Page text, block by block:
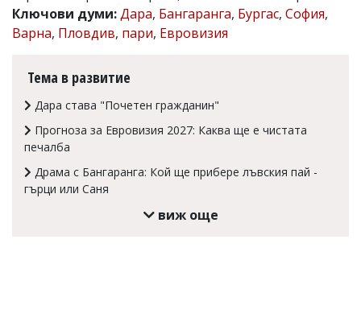
Коментарите
под
въвеждат
читателите
редакцията
отговорност
Ключови думи:Дара, Бангаранга, Бургас, София,
Варна, Пловдив, пари, Евровизия
Тема в развитие
Дара става "Почетен гражданин"
Прогноза за Евровизия 2027: Каква ще е чистата
печалба
Драма с Бангаранга: Кой ще прибере лъвския пай -
гърци или Саня
виж още